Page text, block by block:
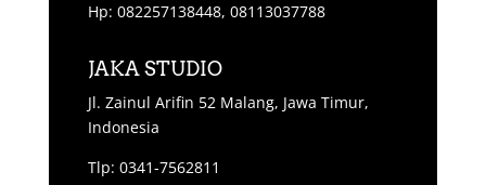
Hp: 082257138448, 08113037788
JAKA STUDIO
Jl. Zainul Arifin 52 Malang, Jawa Timur,
Indonesia
Tlp: 0341-7562811